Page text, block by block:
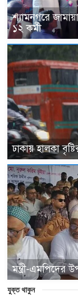
শ্যামনগরে
১২ কর্মী
ঢাকায় হালকা
মন্ত্রী-এমপিদের
যুক্ত থাকুন